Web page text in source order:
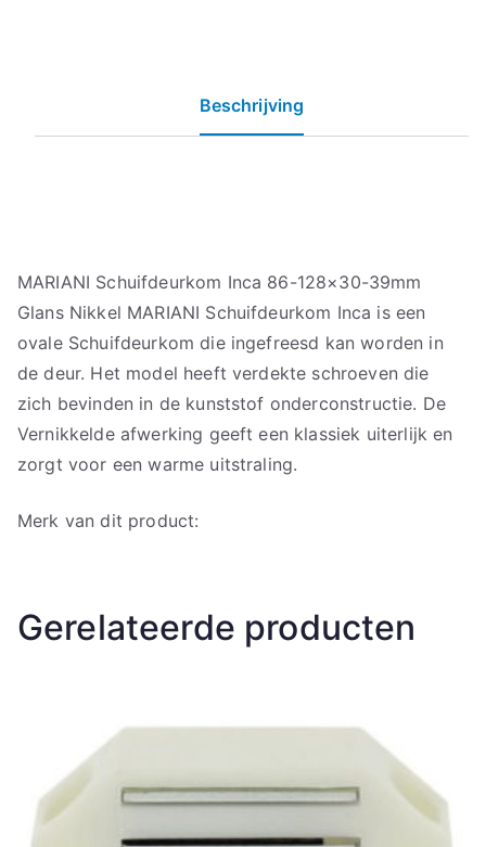
Beschrijving
MARIANI Schuifdeurkom Inca 86-128×30-39mm
Glans Nikkel MARIANI Schuifdeurkom Inca is een
ovale Schuifdeurkom die ingefreesd kan worden in
de deur. Het model heeft verdekte schroeven die
zich bevinden in de kunststof onderconstructie. De
Vernikkelde afwerking geeft een klassiek uiterlijk en
zorgt voor een warme uitstraling.
Merk van dit product:
Gerelateerde producten